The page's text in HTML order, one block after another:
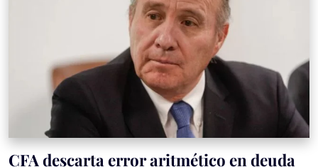
CFA descarta error aritmético en deuda